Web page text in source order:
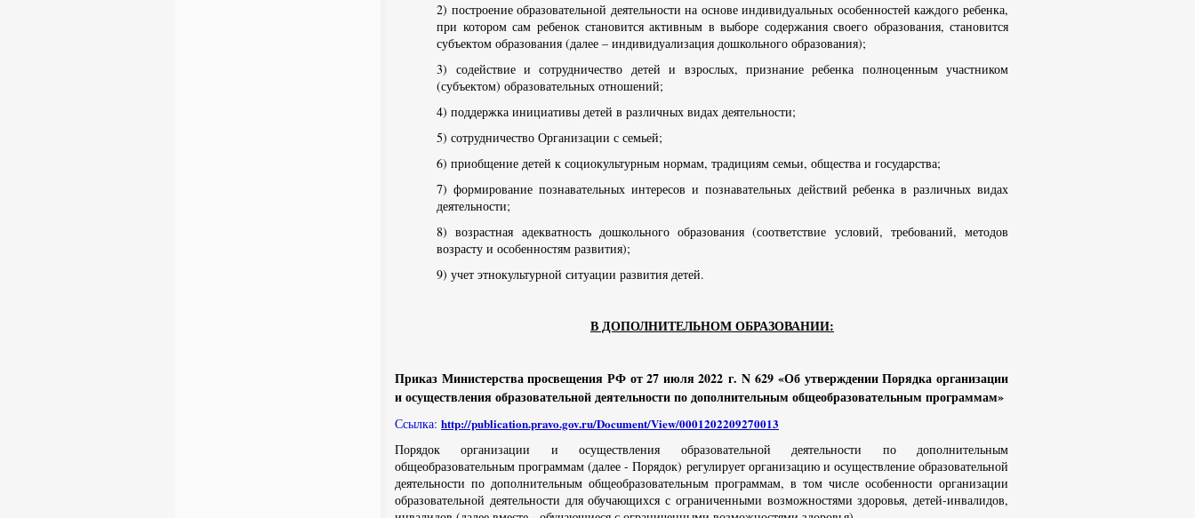
2) построение образовательной деятельности на основе индивидуальных особенностей каждого ребенка,
при котором сам ребенок становится активным в выборе содержания своего образования, становится
субъектом образования (далее – индивидуализация дошкольного образования);
3) содействие и сотрудничество детей и взрослых, признание ребенка полноценным участником
(субъектом) образовательных отношений;
4) поддержка инициативы детей в различных видах деятельности;
5) сотрудничество Организации с семьей;
6) приобщение детей к социокультурным нормам, традициям семьи, общества и государства;
7) формирование познавательных интересов и познавательных действий ребенка в различных видах
деятельности;
8) возрастная адекватность дошкольного образования (соответствие условий, требований, методов
возрасту и особенностям развития);
9) учет этнокультурной ситуации развития детей.
В ДОПОЛНИТЕЛЬНОМ ОБРАЗОВАНИИ:
Приказ Министерства просвещения РФ от 27 июля 2022 г. N 629 «Об утверждении Порядка организации
и осуществления образовательной деятельности по дополнительным общеобразовательным программам»
Ссылка: http://publication.pravo.gov.ru/Document/View/0001202209270013
Порядок организации и осуществления образовательной деятельности по дополнительным
общеобразовательным программам (далее - Порядок) регулирует организацию и осуществление образовательной
деятельности по дополнительным общеобразовательным программам, в том числе особенности организации
образовательной деятельности для обучающихся с ограниченными возможностями здоровья, детей-инвалидов,